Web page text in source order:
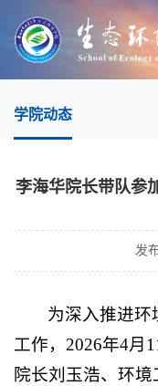
学院动态
李海华院长带队参
发
为深入推进环
工作，2026年4月
院长刘玉浩、环